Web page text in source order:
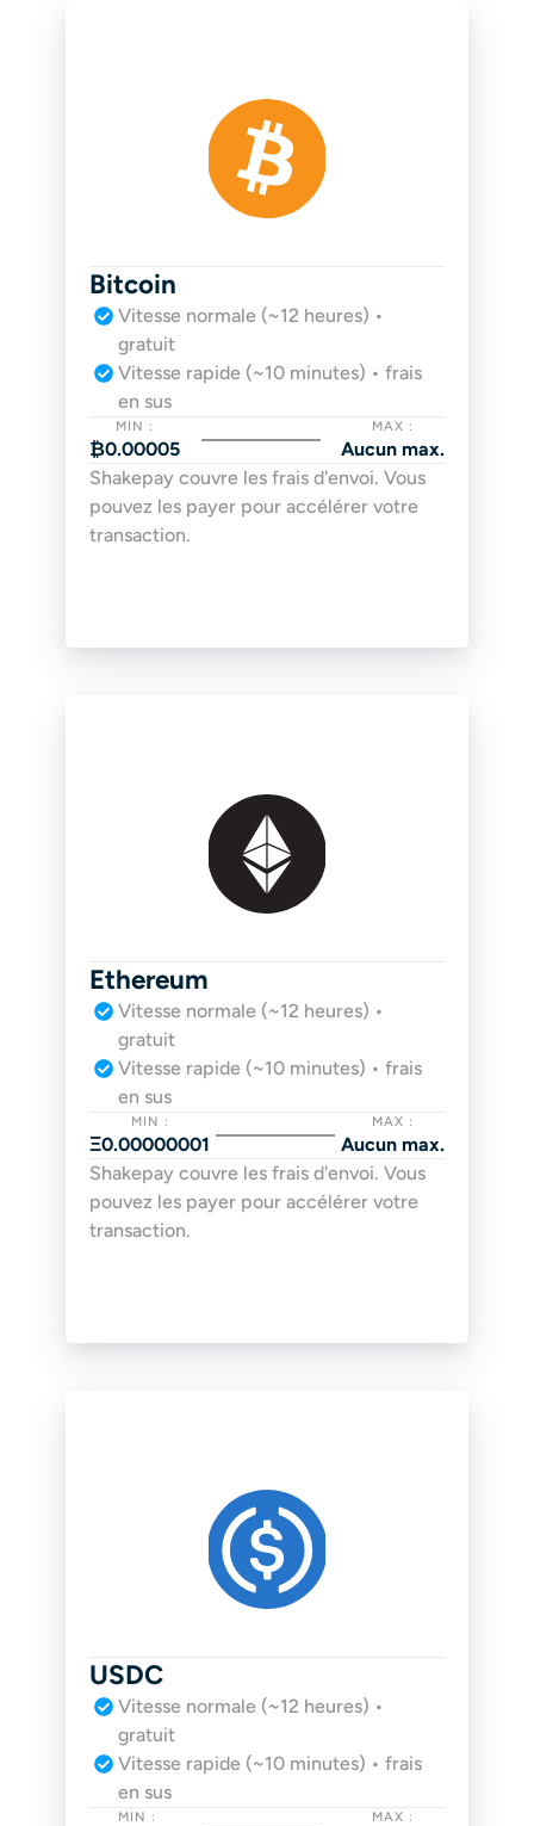
Bitcoin
Vitesse normale (~12 heures) •
gratuit
Vitesse rapide (~10 minutes) • frais
en sus
MIN :
₿0.00005
MAX :
Aucun max.
Shakepay couvre les frais d'envoi. Vous
pouvez les payer pour accélérer votre
transaction.
Ethereum
Vitesse normale (~12 heures) •
gratuit
Vitesse rapide (~10 minutes) • frais
en sus
MIN :
Ξ0.00000001
MAX :
Aucun max.
Shakepay couvre les frais d'envoi. Vous
pouvez les payer pour accélérer votre
transaction.
USDC
Vitesse normale (~12 heures) •
gratuit
Vitesse rapide (~10 minutes) • frais
en sus
MIN : MAX :